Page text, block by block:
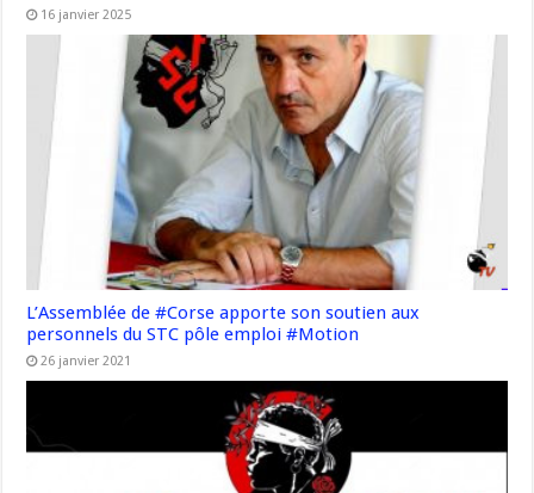
16 janvier 2025
L’Assemblée de #Corse apporte son soutien aux
personnels du STC pôle emploi #Motion
26 janvier 2021